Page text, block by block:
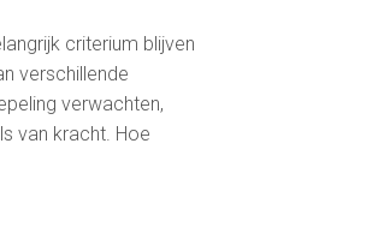
criterium blijven
verschillende
verwachten,
van kracht. Hoe